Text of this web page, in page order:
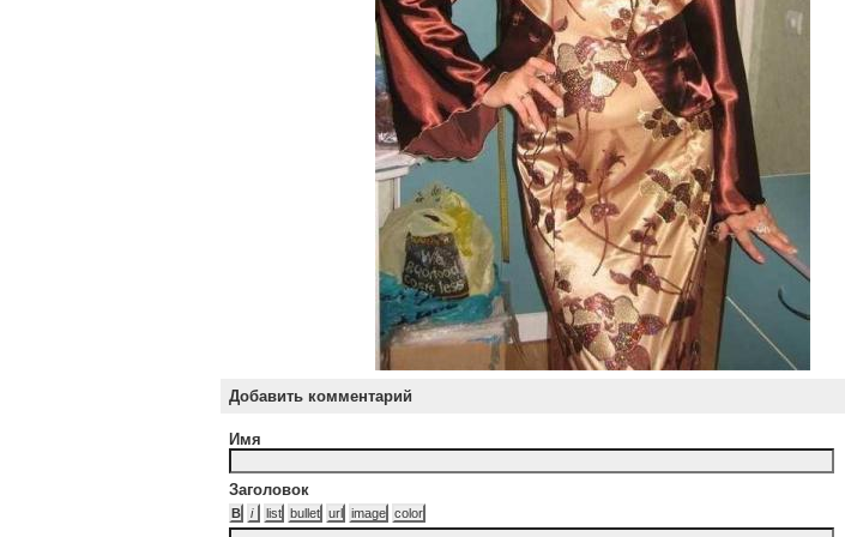
Добавить комментарий
Имя
Заголовок